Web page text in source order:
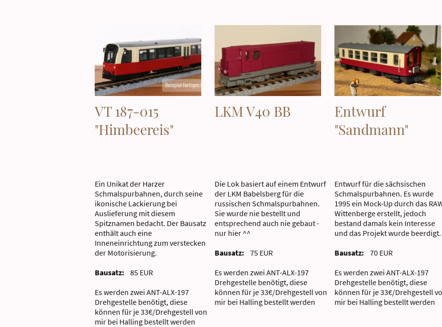
VT 187-015
"Himbeereis"
Ein Unikat der Harzer
Schmalspurbahnen, durch seine
ikonische Lackierung bei
Auslieferung mit diesem
Spitznamen bedacht. Der Bausatz
enthält auch eine
Inneneinrichtung zum verstecken
der Motorisierung.
Bausatz: 85 EUR
Es werden zwei ANT-ALX-197
Drehgestelle benötigt, diese
können für je 33€/Drehgestell von
mir bei Halling bestellt werden
LKM V40 BB
Die Lok basiert auf einem Entwurf
der LKM Babelsberg für die
russischen Schmalspurbahnen.
Sie wurde nie bestellt und
entsprechend auch nie gebaut -
nur hier ^^
Bausatz: 75 EUR
Es werden zwei ANT-ALX-197
Drehgestelle benötigt, diese
können für je 33€/Drehgestell von
mir bei Halling bestellt werden
Entwurf
"Sandmann"
Entwurf für die sächsischen
Schmalspurbahnen. Es wurde
1995 ein Mock-Up durch das
Wittenberge erstellt, jedoch
bestand damals kein Interesse
und das Projekt wurde beerdigt.
Bausatz: 70 EUR
Es werden zwei ANT-ALX-197
Drehgestelle benötigt, diese
können für je 33€/Drehgestell
mir bei Halling bestellt werden